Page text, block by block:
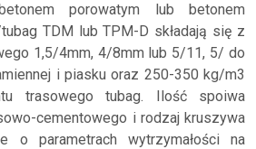
porowatym lub betonem
TDM lub TPM-D składają się z
1,5/4mm, 4/8mm lub 5/11, 5/ do
i piasku oraz 250-350 kg/m3
trasowego tubag. Ilość spoiwa
cementowego i rodzaj kruszywa
o parametrach wytrzymałości na